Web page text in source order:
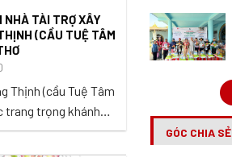
NHÀ TÀI TRỢ XÂY
(CẦU TUỆ TÂM
Thịnh (cầu Tuệ Tâm
trang trọng khánh
vào sử dụng tại ấp
GÓC CHIA SẺ